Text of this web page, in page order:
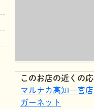
このお店の近くの
マルナカ高知一宮店
ガーネット